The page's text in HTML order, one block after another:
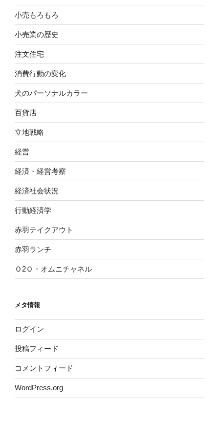
小売もろもろ
小売業の歴史
注文住宅
消費行動の変化
犬のパーソナルカラー
百貨店
立地戦略
経営
経済・経営考察
経済社会状況
行動経済学
赤羽テイクアウト
赤羽ランチ
Ｏ2Ｏ・オムニチャネル
メタ情報
ログイン
投稿フィード
コメントフィード
WordPress.org